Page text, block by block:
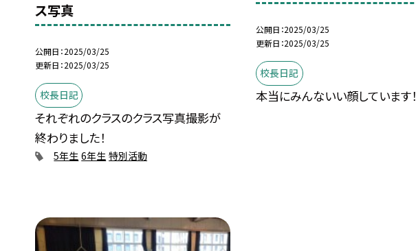
ス写真
公開日 2025/03/25
更新日 2025/03/25
校長日記
それぞれのクラスのクラス写真撮影が
終わりました！
5年生 6年生 特別活動
公開日 2025/03/25
更新日 2025/03/25
校長日記
本当にみんないい顔しています！